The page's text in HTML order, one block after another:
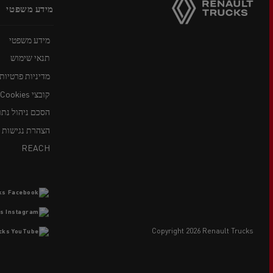
copyright 2026 Renault Trucks
menu
מידע משפטי
מידע משפטי
תנאי שימוש
מדיניות פרטיות
קובצי Cookies
הסכם ניהול
הצהרת נגישות
REACH